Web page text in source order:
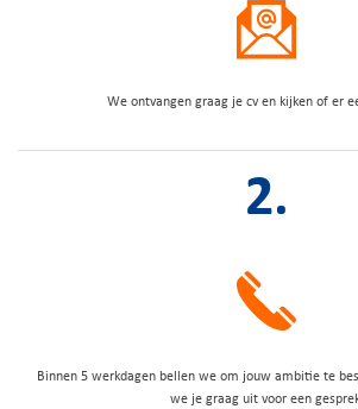
We ontvangen graag je cv en kijken of er
2.
Binnen 5 werkdagen bellen we om jouw ambitie te
we je graag uit voor een